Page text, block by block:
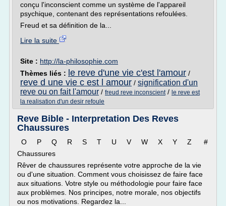
conçu l'inconscient comme un système de l'appareil
psychique, contenant des représentations refoulées.
Freud et sa définition de la...
Lire la suite
Site : http://la-philosophie.com
Thèmes liés : le reve d'une vie c'est l'amour /
reve d une vie c est l amour / signification d'un
reve ou on fait l'amour / freud reve inconscient/ le reve est
la realisation d'un desir refoule
Reve Bible - Interpretation Des Reves
Chaussures
O P Q R S T U V W X Y Z #
Chaussures
Rêver de chaussures représente votre approche de la vie
ou d'une situation. Comment vous choisissez de faire face
aux situations. Votre style ou méthodologie pour faire face
aux problèmes. Nos principes, notre morale, nos objectifs
ou nos motivations. Regardez la...